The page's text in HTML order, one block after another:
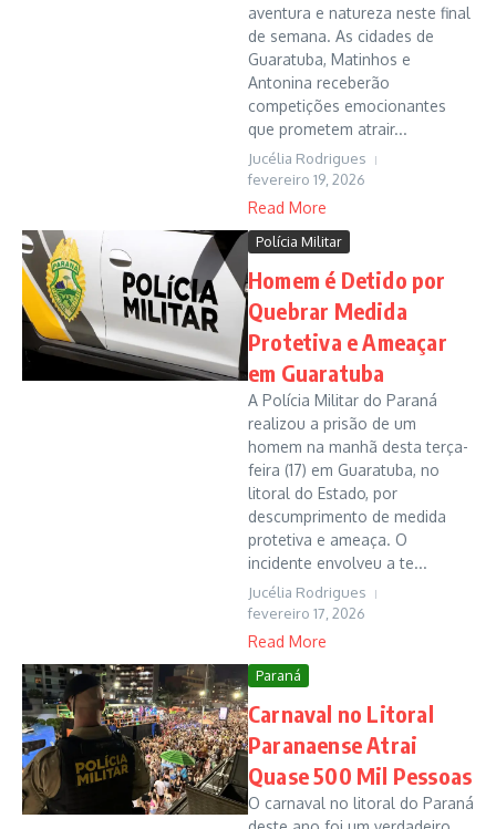
aventura e natureza neste final
de semana. As cidades de
Guaratuba, Matinhos e
Antonina receberão
competições emocionantes
que prometem atrair...
Jucélia Rodrigues
fevereiro 19, 2026
Read More
Polícia Militar
Homem é Detido por
Quebrar Medida
Protetiva e Ameaçar
em Guaratuba
A Polícia Militar do Paraná
realizou a prisão de um
homem na manhã desta terça-
feira (17) em Guaratuba, no
litoral do Estado, por
descumprimento de medida
protetiva e ameaça. O
incidente envolveu a te...
Jucélia Rodrigues
fevereiro 17, 2026
Read More
Paraná
Carnaval no Litoral
Paranaense Atrai
Quase 500 Mil Pessoas
O carnaval no litoral do Paraná